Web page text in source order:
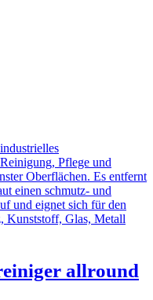
allround